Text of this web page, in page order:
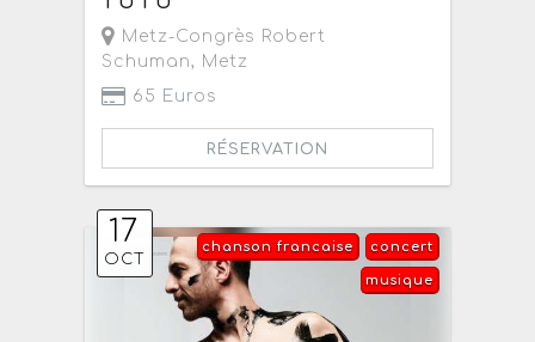
Metz-Congrès Robert
Schuman, Metz
65 Euros
RÉSERVATION
17
OCT
concert
chanson francaise
musique